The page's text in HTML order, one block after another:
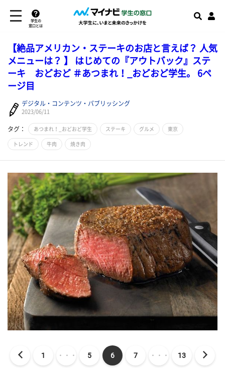
学生の
窓口とは
【絶品アメリカン・ステーキのお店と言えば？ 人気
メニューは？ 】 はじめての『アウトバック』ステ
ーキ おどおど ＃あつまれ！_おどおど学生。 6ペ
ージ目
デジタル・コンテンツ・パブリッシング
2023/06/11
タグ： あつまれ！_おどおど学生 ステーキ グルメ 東京
トレンド 牛肉 焼き肉
1 ・・・ 5 6 7 ・・・ 13